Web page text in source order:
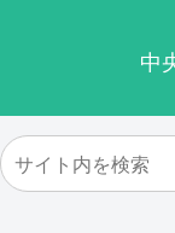
中